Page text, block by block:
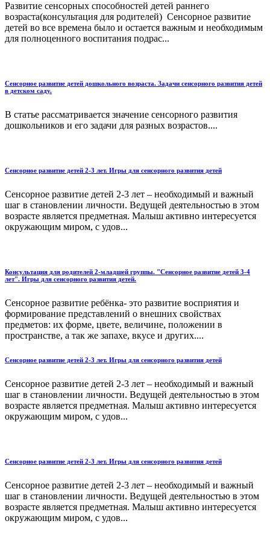
Развитие сенсорных способностей детей раннего
возраста(консультация для родителей) Сенсорное развитие
детей во все времена было и остается важным и необходимым
для полноценного воспитания подрас...
Сенсорное развитие детей дошкольного возраста. Задачи сенсорного развития детей
в детском саду.
В статье рассматривается значение сенсорного развития
дошкольников и его задачи для разных возрастов....
Сенсорное развитие детей 2-3 лет. Игры для сенсорного развития детей
Сенсорное развитие детей 2-3 лет – необходимый и важный
шаг в становлении личности. Ведущей деятельностью в этом
возрасте является предметная. Малыш активно интересуется
окружающим миром, с удов...
Консультация для родителей 2-младшей группы. "Сенсорное развитие детей 3-4
лет". Игры для сенсорного развития детей.
Сенсорное развитие ребёнка- это развитие восприятия и
формирование представлений о внешних свойствах
предметов: их форме, цвете, величине, положении в
пространстве, а так же запахе, вкусе и других....
Сенсорное развитие детей 2-3 лет. Игры для сенсорного развития детей
Сенсорное развитие детей 2-3 лет – необходимый и важный
шаг в становлении личности. Ведущей деятельностью в этом
возрасте является предметная. Малыш активно интересуется
окружающим миром, с удов...
Сенсорное развитие детей 2-3 лет. Игры для сенсорного развития детей
Сенсорное развитие детей 2-3 лет – необходимый и важный
шаг в становлении личности. Ведущей деятельностью в этом
возрасте является предметная. Малыш активно интересуется
окружающим миром, с удов...